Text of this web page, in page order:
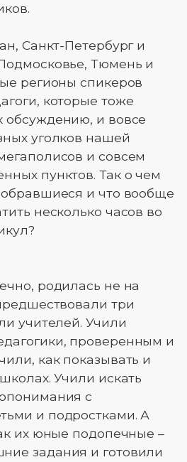
Санкт-Петербург и
Тюмень и
регионы спикеров
которые тоже
обсуждению, и вовсе
уголков нашей
и совсем
пунктов. Так о чем
и что вообще
несколько часов во
родилась не на
три
учителей. Учили
проверенным и
как показывать и
Учили искать
с
и подростками. А
их юные подопечные –
задания и готовили